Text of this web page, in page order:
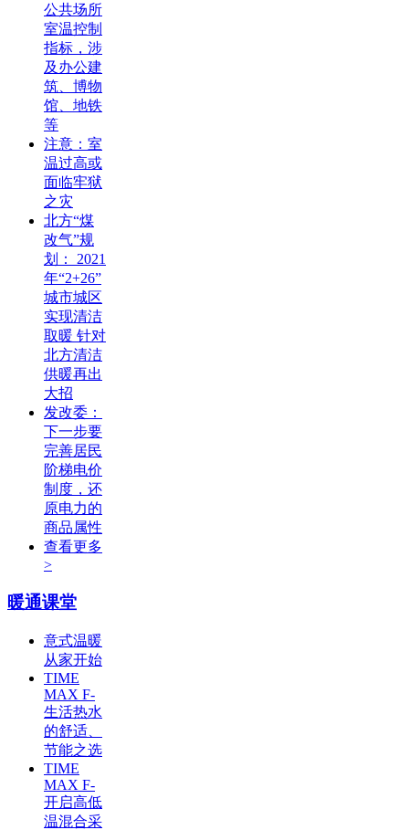
公共场所
室温控制
指标，涉
及办公建
筑、博物
馆、地铁
等
注意：室
温过高或
面临牢狱
之灾
北方“煤
改气”规
划： 2021
年“2+26”
城市城区
实现清洁
取暖 针对
北方清洁
供暖再出
大招
发改委：
下一步要
完善居民
阶梯电价
制度，还
原电力的
商品属性
查看更多
>
暖通课堂
意式温暖
从家开始
TIME
MAX F-
生活热水
的舒适、
节能之选
TIME
MAX F-
开启高低
温混合采